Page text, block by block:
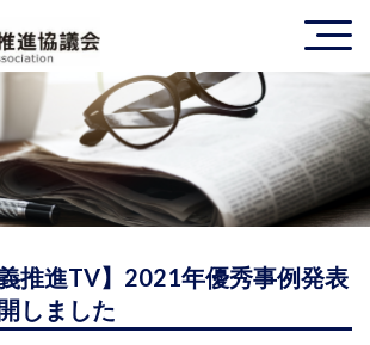
義推進TV】2021年優秀事例発表
しました